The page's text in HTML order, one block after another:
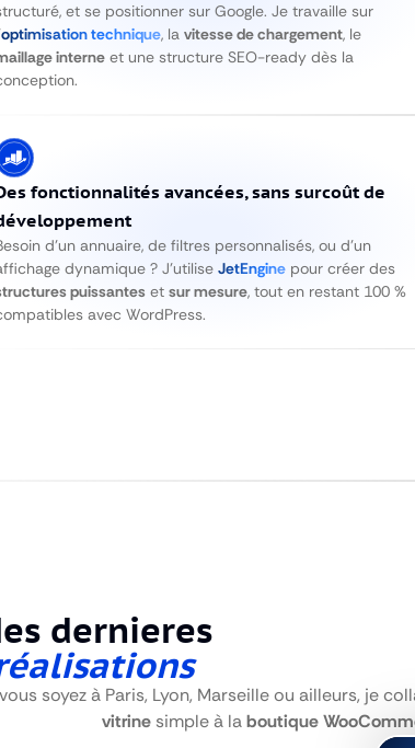
et se positionner sur Google. Je travaille sur
optimisation technique, la vitesse de chargement, le
interneet une structure SEO-ready dès la
fonctionnalités avancées, sans surcoût de
d’un annuaire, de filtres personnalisés, ou d’un
dynamique ? J’utilise JetEnginepour créer des
puissantes et sur mesure, tout en restant 100 %
avec WordPress.
dernieres
soyez à Paris, Lyon, Marseille ou ailleurs, je
vitrine simple à laboutique